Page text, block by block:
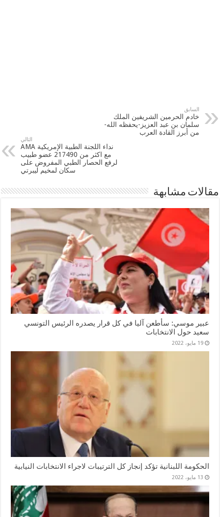
السابق
خادم الحرمين الشريفين الملك
سلمان بن عبد العزيز-يحفظه الله-
من أبرز القادة العرب
التالي
نداء اللجنة الطبية الإمريكية AMA
مع اكثر من 217490 عضو طبيب
لرفع الحصار الطبي المفروض على
سكان لمخيم ليبرتي
مقالات مشابهة
عبير موسي: سأطعن آليا في كل قرار يصدره الرئيس التونسي
سعيد حول الانتخابات
19 مايو، 2022
الحكومة اللبنانية تؤكد إنجاز كل الترتيبات لاجراء الانتخابات النيابية
13 مايو، 2022